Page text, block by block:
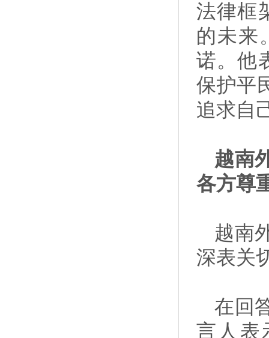
法律框
的未来
诺。他
保护平
追求自
越南
各方尊
越南
深表关
在回
言人表